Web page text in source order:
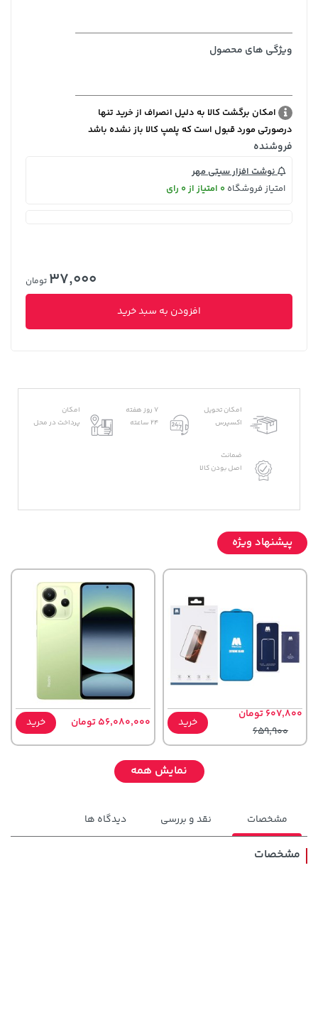
ویژگی های محصول
امکان برگشت کالا به دلیل انصراف از خرید تنها
درصورتی مورد قبول است که پلمپ کالا باز نشده باشد
فروشنده
نوشت افزار سیتی مهر
امتیاز فروشگاه 0 امتیاز از 0 رای
37,000 تومان
افزودن به سبد خرید
امکان تحویل
اکسپرس
7 روز هفته
24 ساعته
امکان
پرداخت در محل
ضمانت
اصل بودن کالا
پیشنهاد ویژه
607,800 تومان
659,900
خرید 56,080,000 تومان خرید
نمایش همه
مشخصات نقد و بررسی دیدگاه ها
مشخصات